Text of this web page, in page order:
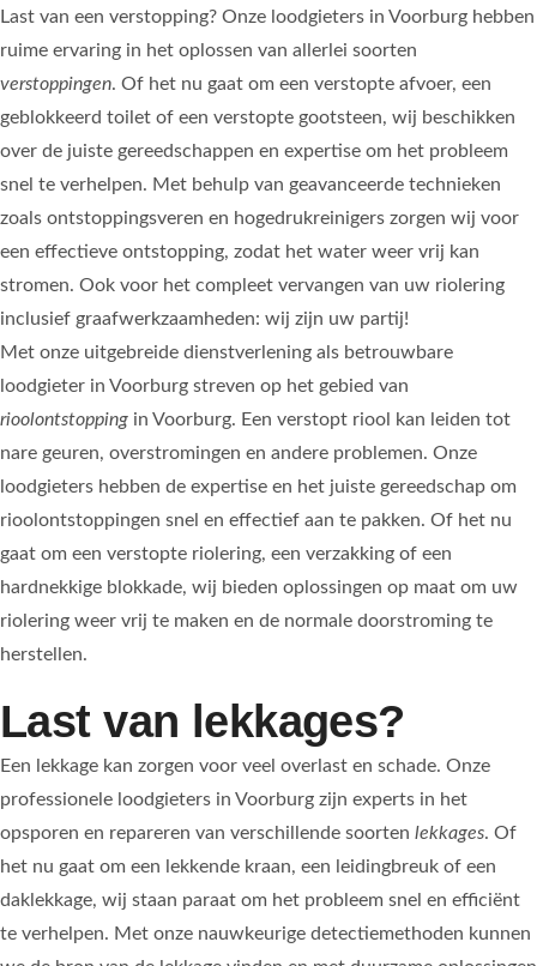
Last van een verstopping? Onze loodgieters in Voorburg hebben
ruime ervaring in het oplossen van allerlei soorten
verstoppingen. Of het nu gaat om een verstopte afvoer, een
geblokkeerd toilet of een verstopte gootsteen, wij beschikken
over de juiste gereedschappen en expertise om het probleem
snel te verhelpen. Met behulp van geavanceerde technieken
zoals ontstoppingsveren en hogedrukreinigers zorgen wij voor
een effectieve ontstopping, zodat het water weer vrij kan
stromen. Ook voor het compleet vervangen van uw riolering
inclusief graafwerkzaamheden: wij zijn uw partij!
Met onze uitgebreide dienstverlening als betrouwbare
loodgieter in Voorburg streven op het gebied van
rioolontstoppingin Voorburg. Een verstopt riool kan leiden tot
nare geuren, overstromingen en andere problemen. Onze
loodgieters hebben de expertise en het juiste gereedschap om
rioolontstoppingen snel en effectief aan te pakken. Of het nu
gaat om een verstopte riolering, een verzakking of een
hardnekkige blokkade, wij bieden oplossingen op maat om uw
riolering weer vrij te maken en de normale doorstroming te
herstellen.
Last van lekkages?
Een lekkage kan zorgen voor veel overlast en schade. Onze
professionele loodgieters in Voorburg zijn experts in het
opsporen en repareren van verschillende soorten lekkages. Of
het nu gaat om een lekkende kraan, een leidingbreuk of een
daklekkage, wij staan paraat om het probleem snel en efficiënt
te verhelpen. Met onze nauwkeurige detectiemethoden kunnen